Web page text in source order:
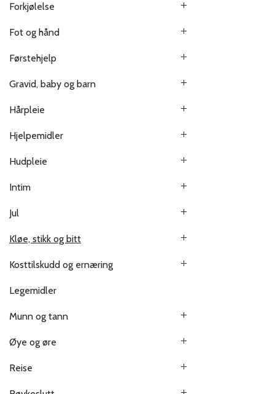
Forkjølelse
Fot og hånd
Førstehjelp
Gravid, baby og barn
Hårpleie
Hjelpemidler
Hudpleie
Intim
Jul
Kløe, stikk og bitt
Kosttilskudd og ernæring
Legemidler
Munn og tann
Øye og øre
Reise